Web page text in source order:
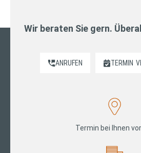
Wir beraten Sie gern.
ANRUFEN TERMIN
Termin bei Ihnen